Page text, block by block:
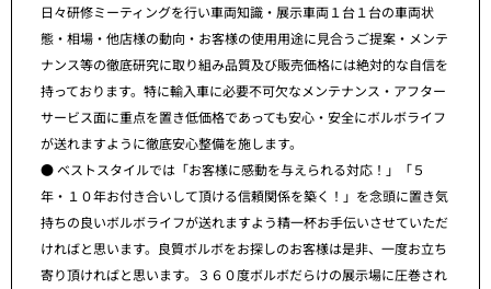
日々研修ミーティングを行い車両知識・展示車両１台１台の車両状
態・相場・他店様の動向・お客様の使用用途に見合うご提案・メンテ
ナンス等の徹底研究に取り組み品質及び販売価格には絶対的な自信を
持っております。特に輸入車に必要不可欠なメンテナンス・アフター
サービス面に重点を置き低価格であっても安心・安全にボルボライフ
が送れますように徹底安心整備を施します。
● ベストスタイルでは「お客様に感動を与えられる対応！」「５
年・１０年お付き合いして頂ける信頼関係を築く！」を念頭に置き気
持ちの良いボルボライフが送れますよう精一杯お手伝いさせていただ
ければと思います。良質ボルボをお探しのお客様は是非、一度お立ち
寄り頂ければと思います。３６０度ボルボだらけの展示場に圧巻され